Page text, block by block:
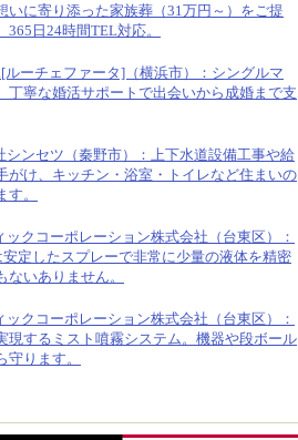
いに寄り添った家族葬（31万円～）をご提
日24時間TEL対応。
ルーチェファータ]（横浜市）：シングルマ
丁寧な婚活サポートで出会いから成婚まで支
シンセツ（秦野市）：上下水道設備工事や給
がけ、キッチン・浴室・トイレなど住まいの
。
ックコーポレーション株式会社（台東区）：
定したスプレーで非常に少量の液体を精密
いありません。
ックコーポレーション株式会社（台東区）：
現するミスト噴霧システム。機器や段ボール
ります。